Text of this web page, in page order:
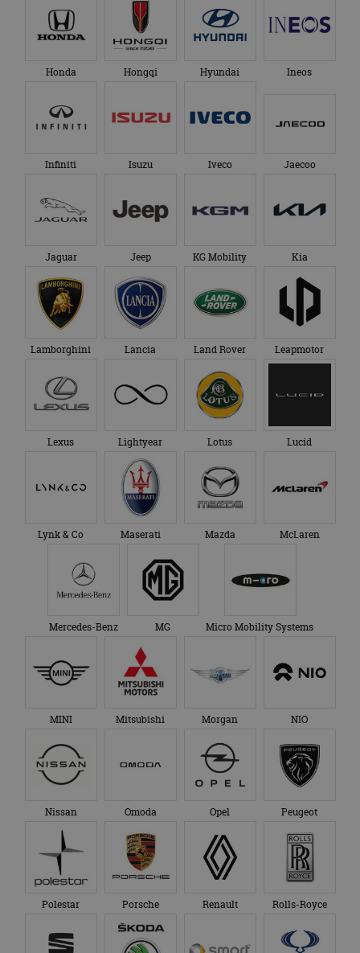
Honda Hongqi Hyundai Ineos
Infiniti Isuzu Iveco Jaecoo
Jaguar Jeep KG Mobility Kia
Lamborghini Lancia Land Rover Leapmotor
Lexus Lightyear Lotus Lucid
Lynk & Co Maserati Mazda McLaren
Mercedes-Benz MG Micro Mobility Systems
MINI Mitsubishi Morgan NIO
Nissan Omoda Opel Peugeot
Polestar Porsche Renault Rolls-Royce